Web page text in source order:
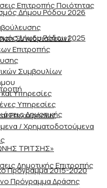
Δήμου Ρόδου 2026
Δήμου Ρόδου 2025
Δημοτικής
Δημοτικής Επιτροπής
Επιτροπής Ποιότητας
Συνεδριάσεων/
Επιτροπής
Συμβουλίων
Υπηρεσίες
Υπηρεσίες
Επιχειρήσεις
/ Χρηματοδοτούμενα
ΤΡΙΤΣΗΣ»
Πρόγραμμα 2015-2020
Πρόγραμμα Δράσης